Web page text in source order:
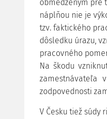
obmedzeným pre
náplňou nie je
tzv. faktického
dôsledku úrazu,
pracovného
Na škodu
zamestnávateľa
zodpovednosti
V Česku tiež súdy